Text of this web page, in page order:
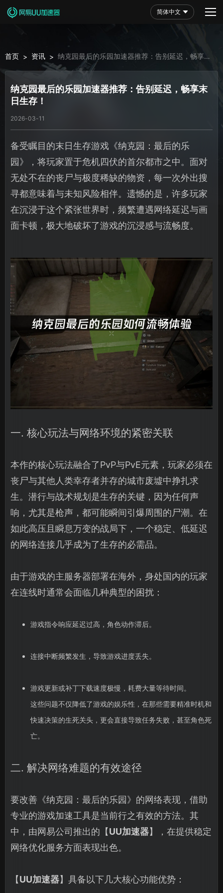
简体中文
首页 > 资讯 > 纳克园最后的乐园加速器推荐：告别延迟，畅享末
日生存！
纳克园最后的乐园加速器推荐：告别延迟，畅享末
日生存！
2026-03-11
备受瞩目的末日生存游戏《纳克园：最后的乐
园》，将玩家置于危机四伏的首尔都市之中。面对
无处不在的丧尸与极度稀缺的物资，每一次外出搜
寻都意味着与未知风险相伴。遗憾的是，许多玩家
在沉浸于这个紧张世界时，频繁遭遇网络延迟与画
面卡顿，极大地破坏了游戏的沉浸感与流畅度。
一. 核心玩法与网络环境的紧密关联
本作的核心玩法融合了PvP与PvE元素，玩家必须在
丧尸与其他人类幸存者并存的城市废墟中挣扎求
生。潜行与战术规划是生存的关键，因为任何声
响，尤其是枪声，都可能瞬间引爆周围的尸潮。在
如此高压且瞬息万变的战局下，一个稳定、低延迟
的网络连接几乎成为了生存的必需品。
由于游戏的主服务器部署在海外，身处国内的玩家
在连线时通常会面临几种典型的困扰：
游戏指令响应延迟过高，角色动作滞后。
连接中断频繁发生，导致游戏进度丢失。
游戏更新或补丁下载速度极慢，耗费大量等待时间。
这些问题不仅降低了游戏的娱乐性，在那些需要精准时机和
快速决策的生死关头，更会直接导致任务失败，甚至角色死
亡。
二. 解决网络难题的有效途径
要改善《纳克园：最后的乐园》的网络表现，借助
专业的游戏加速工具是当前行之有效的方法。其
中，由网易公司推出的【UU加速器】，在提供稳定
网络优化服务方面表现出色。
【UU加速器】具备以下几大核心功能优势：